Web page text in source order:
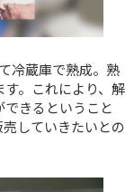
冷蔵庫で熟成。熟
。これにより、解
きるということ
していきたいとの